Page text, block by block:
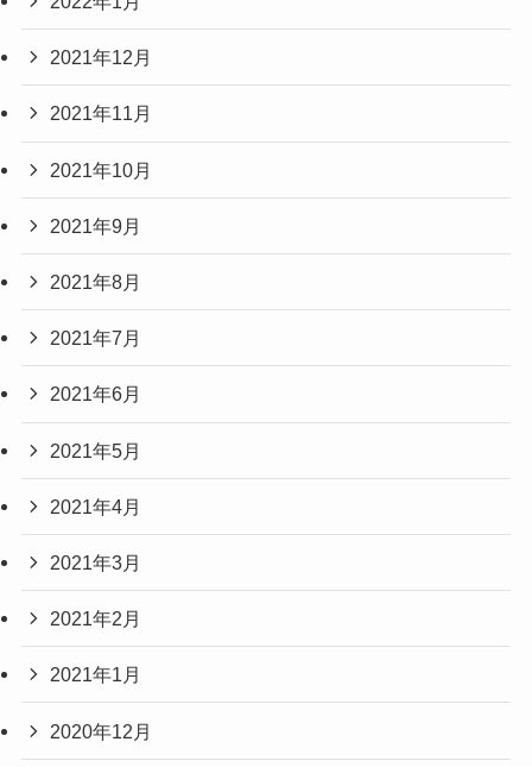
2021年12月
2021年11月
2021年10月
2021年9月
2021年8月
2021年7月
2021年6月
2021年5月
2021年4月
2021年3月
2021年2月
2021年1月
2020年12月